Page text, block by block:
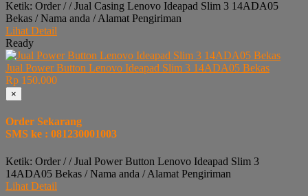
Ketik: Order / / Jual Casing Lenovo Ideapad Slim 3 14ADA05
Bekas / Nama anda / Alamat Pengiriman
Lihat Detail
Ready
Jual Power Button Lenovo Ideapad Slim 3 14ADA05 Bekas
Rp 150.000
×
Order Sekarang
SMS ke : 081230001003
Ketik: Order / / Jual Power Button Lenovo Ideapad Slim 3
14ADA05 Bekas / Nama anda / Alamat Pengiriman
Lihat Detail